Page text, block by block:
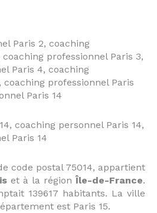
Paris 2, coaching
coaching professionnel Paris 3,
Paris 4, coaching
, coaching professionnel Paris
Paris 14
, coaching personnel Paris 14,
Paris 14
code postal 75014, appartient
et à la régionÎle-de-France.
139617 habitants. La ville
est Paris 15.